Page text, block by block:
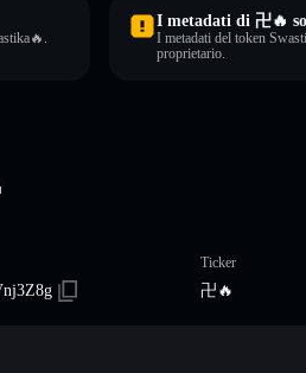
I metadati di 卍🔥
I metadati del token
proprietario.
Ticker
卍🔥